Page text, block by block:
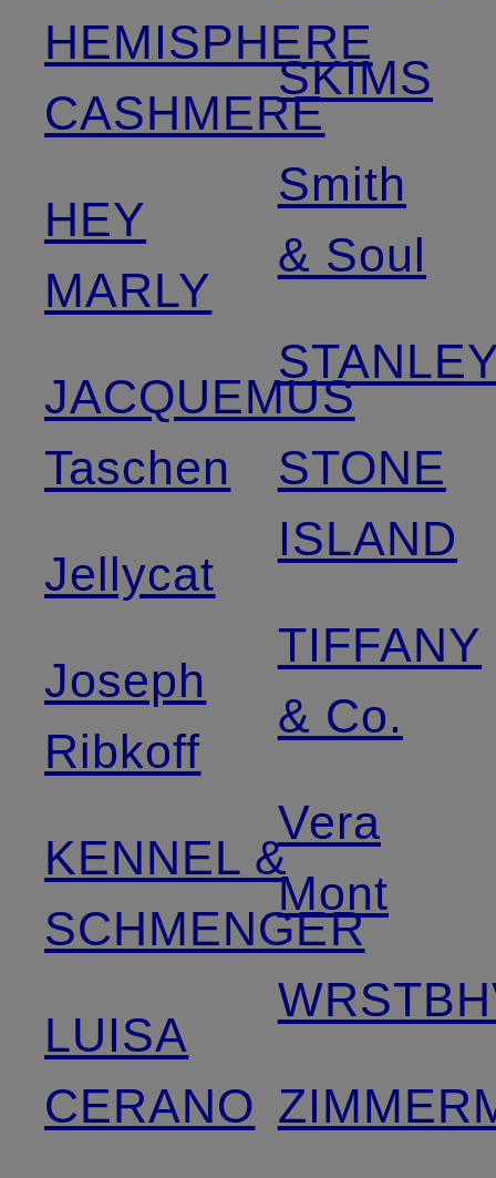
HEMISPHERE
CASHMERE
HEY
MARLY
JACQUEMUS
Taschen
Jellycat
Joseph
Ribkoff
KENNEL &
SCHMENGER
LUISA
CERANO
SKIMS
Smith
& Soul
STONE
ISLAND
TIFFANY
& Co.
Vera
Mont